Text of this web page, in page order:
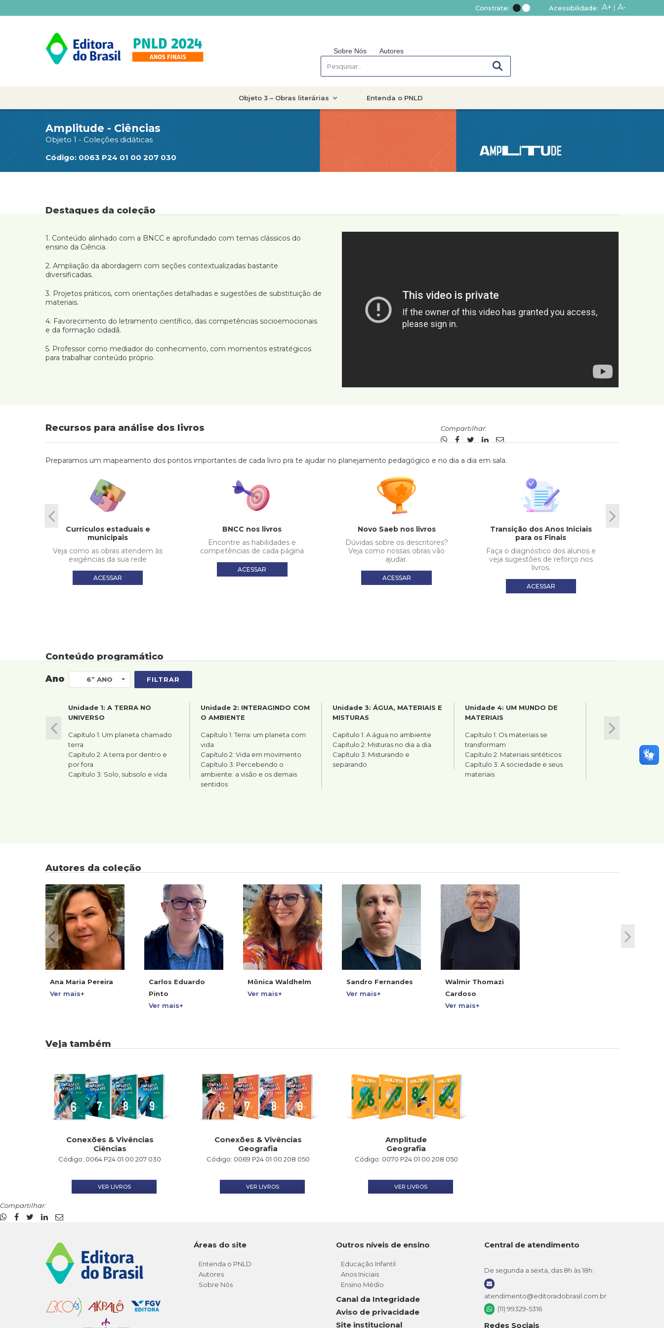
Acessibilidade: A+ A-
Constrate:
Sobre Nós Autores
Objeto 3 – Obras literárias Entenda o PNLD
Amplitude - Ciências
Objeto 1 - Coleções didáticas
Código: 0063 P24 01 00 207 030
Destaques da coleção
1. Conteúdo alinhado com a BNCC e aprofundado com temas clássicos do
ensino da Ciência.
2. Ampliação da abordagem com seções contextualizadas bastante
diversificadas.
3. Projetos práticos, com orientações detalhadas e sugestões de substituição de
materiais.
4. Favorecimento do letramento científico, das competências socioemocionais
e da formação cidadã.
5. Professor como mediador do conhecimento, com momentos estratégicos
para trabalhar conteúdo próprio.
Recursos para análise dos livros Compartilhar:
Preparamos um mapeamento dos pontos importantes de cada livro pra te ajudar no planejamento pedagógico e no dia a dia em sala.
Currículos estaduais e
municipais
Veja como as obras atendem às
exigências da sua rede
ACESSAR
BNCC nos livros
Encontre as habilidades e
competências de cada página
ACESSAR
Novo Saeb nos livros
Dúvidas sobre os descritores?
Veja como nossas obras vão
ajudar.
ACESSAR
Transição dos Anos Iniciais
para os Finais
Faça o diagnóstico dos alunos e
veja sugestões de reforço nos
livros.
ACESSAR
Conteúdo programático
Ano FILTRAR
Unidade 1: A TERRA NO
UNIVERSO
Capítulo 1: Um planeta chamado
terra
Capítulo 2: A terra por dentro e
por fora
Capítulo 3: Solo, subsolo e vida
Unidade 2: INTERAGINDO COM
O AMBIENTE
Capítulo 1: Terra: um planeta com
vida
Capítulo 2: Vida em movimento
Capítulo 3: Percebendo o
ambiente: a visão e os demais
sentidos
Unidade 3: ÁGUA, MATERIAIS E
MISTURAS
Capítulo 1: A água no ambiente
Capítulo 2: Misturas no dia a dia
Capítulo 3: Misturando e
separando
Unidade 4: UM MUNDO DE
MATERIAIS
Capítulo 1: Os materiais se
transformam
Capítulo 2: Materiais sintéticos
Capítulo 3: A sociedade e seus
materiais
prev next
Autores da coleção
Ana Maria Pereira
Ver mais+
Carlos Eduardo
Pinto
Ver mais+
Mônica Waldhelm
Ver mais+
Sandro Fernandes
Ver mais+
Walmir Thomazi
Cardoso
Ver mais+
Veja também
Conexões & Vivências
Ciências
Código: 0064 P24 01 00 207 030
VER LIVROS
Conexões & Vivências
Geografia
Código: 0069 P24 01 00 208 050
VER LIVROS
Amplitude
Geografia
Código: 0070 P24 01 00 208 050
VER LIVROS
Compartilhar:
Áreas do site
Entenda o PNLD
Autores
Sobre Nós
Outros níveis de ensino
Educação Infantil
Anos Iniciais
Ensino Médio
Canal da Integridade
Aviso de privacidade
Site institucional
Central de atendimento
De segunda a sexta, das 8h às 18h:
atendimento@editoradobrasil.com.br
(11) 99329-5316
Redes Sociais